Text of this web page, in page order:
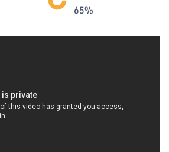
65%